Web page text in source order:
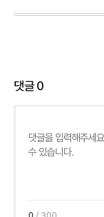
댓글0